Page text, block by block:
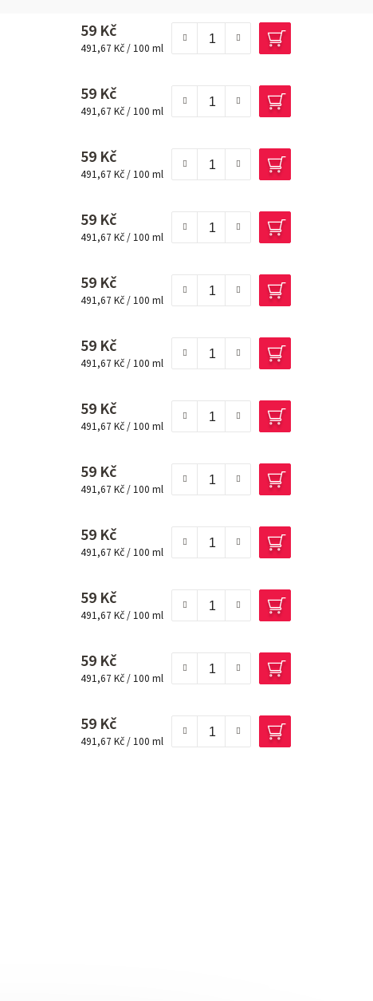
59 Kč
Měrná cena:
491,67 Kč / 100 ml
59 Kč
Měrná cena:
491,67 Kč / 100 ml
59 Kč
Měrná cena:
491,67 Kč / 100 ml
59 Kč
Měrná cena:
491,67 Kč / 100 ml
59 Kč
Měrná cena:
491,67 Kč / 100 ml
59 Kč
Měrná cena:
491,67 Kč / 100 ml
59 Kč
Měrná cena:
491,67 Kč / 100 ml
59 Kč
Měrná cena:
491,67 Kč / 100 ml
59 Kč
Měrná cena:
491,67 Kč / 100 ml
59 Kč
Měrná cena:
491,67 Kč / 100 ml
59 Kč
Měrná cena:
491,67 Kč / 100 ml
59 Kč
Měrná cena:
491,67 Kč / 100 ml